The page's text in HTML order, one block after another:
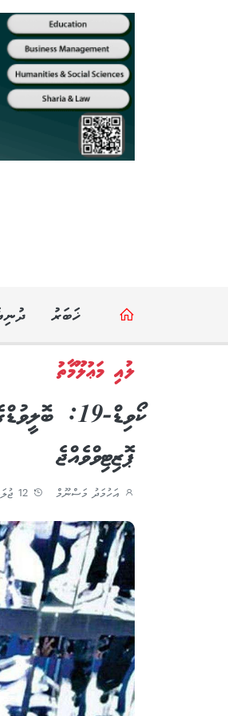
ޚަބަރު
ލުއި މަޢުލޫމާތު
ކޯވިޑް-
ޕޮޒިޓިވްވެއްޖެ
އަހުމަދު މަސްނޫމް